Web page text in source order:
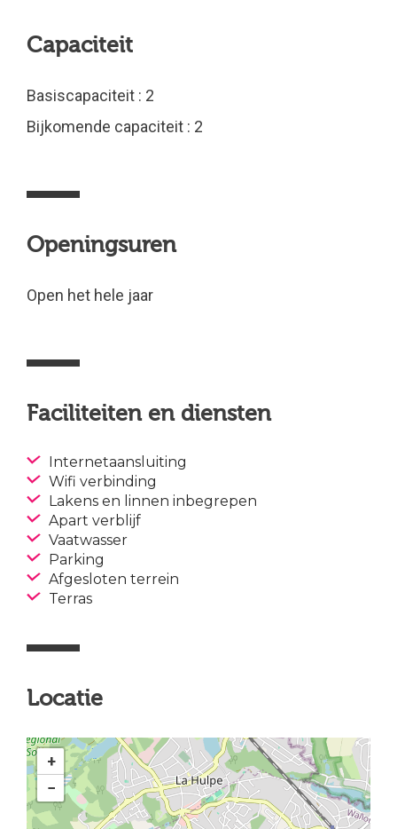
Capaciteit
Basiscapaciteit : 2
Bijkomende capaciteit : 2
Openingsuren
Open het hele jaar
Faciliteiten en diensten
Internetaansluiting
Wifi verbinding
Lakens en linnen inbegrepen
Apart verblijf
Vaatwasser
Parking
Afgesloten terrein
Terras
Locatie
+
−